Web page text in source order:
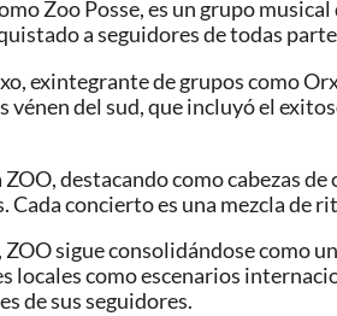
Zoo Posse, es un grupo
a seguidores de todas
exintegrante de grupos como
vénen del sud, que incluyó el
ZOO, destacando como cabezas
Cada concierto es una mezcla de
sigue consolidándose como
como escenarios
de sus seguidores.